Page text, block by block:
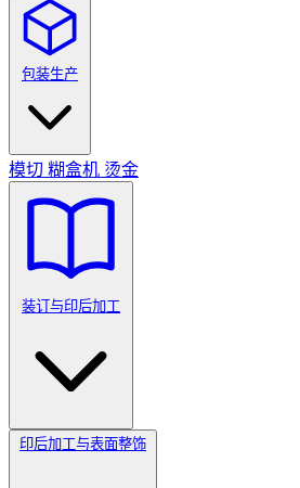
包装生产
模切 糊盒机 烫金
装订与印后加工
印后加工与表面整饰